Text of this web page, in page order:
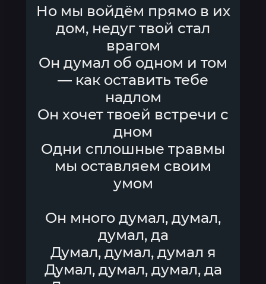
Но мы войдём прямо в их
дом, недуг твой стал
врагом
Он думал об одном и том
— как оставить тебе
надлом
Он хочет твоей встречи с
дном
Одни сплошные травмы
мы оставляем своим
умом
Он много думал, думал,
думал, да
Думал, думал, думал я
Думал, думал, думал, да